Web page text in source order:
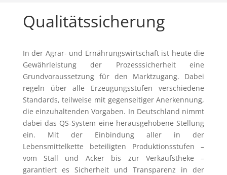
Qualitätssicherung
In der Agrar- und Ernährungswirtschaft ist heute die
Gewährleistung der Prozesssicherheit eine
Grundvoraussetzung für den Marktzugang. Dabei
regeln über alle Erzeugungsstufen verschiedene
Standards, teilweise mit gegenseitiger Anerkennung,
die einzuhaltenden Vorgaben. In Deutschland nimmt
dabei das QS-System eine herausgehobene Stellung
ein. Mit der Einbindung aller in der
Lebensmittelkette beteiligten Produktionsstufen –
vom Stall und Acker bis zur Verkaufstheke –
garantiert es Sicherheit und Transparenz in der